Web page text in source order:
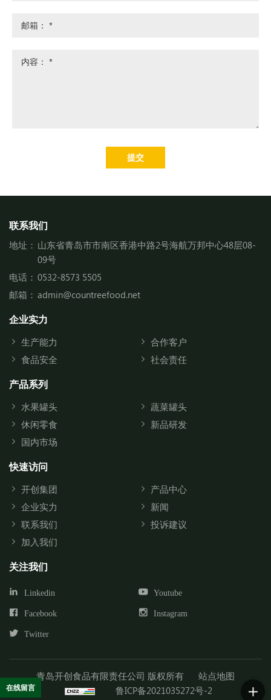
提交
在线留言
联系我们
地址： 山东省青岛市市南区香港中路2号海航万邦中心48层08-
09号
电话： 0532-8573 5505
邮箱： admin@countreefood.net
企业实力
生产能力
合作客户
食品安全
社会责任
产品系列
水果罐头
蔬菜罐头
休闲零食
新品研发
国内市场
快速访问
开创集团
产品中心
企业实力
新闻
联系我们
投诉建议
加入我们
关注我们
Linkedin Youtube
Facebook Instagram
Twitter
青岛开创食品有限责任公司 版权所有
站点地图
鲁ICP备2021035272号-2